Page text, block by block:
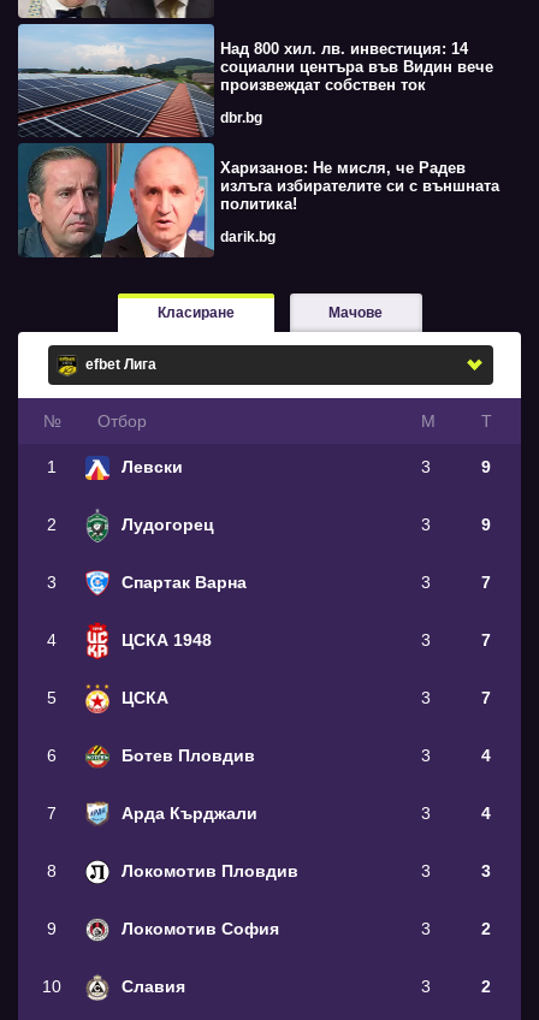
Над 800 хил. лв. инвестиция: 14
социални центъра във Видин вече
произвеждат собствен ток
dbr.bg
Харизанов: Не мисля, че Радев
излъга избирателите си с външната
политика!
darik.bg
Класиране Мачове
№ Oтбор М Т
1 Левски 3 9
2 Лудогорец 3 9
3 Спартак Варна 3 7
4 ЦСКА 1948 3 7
5 ЦСКА 3 7
6 Ботев Пловдив 3 4
7 Арда Кърджали 3 4
8 Локомотив Пловдив 3 3
9 Локомотив София 3 2
10 Славия 3 2